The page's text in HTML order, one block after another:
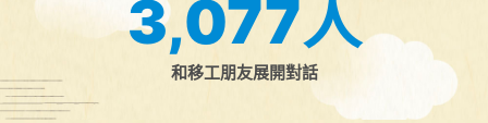
和移工朋友展開對話
3,077人